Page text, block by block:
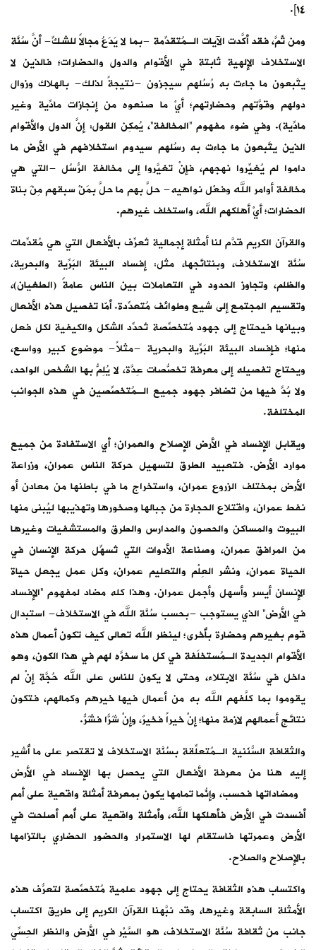
أنَّ سُنَّة
فالذين لا
وزوال
وغير
والأقوام
الأرض ما
-التي هي
مِنَ بناة
هي مُقدِّمات
والبحرية،
(الطغيان)،
الأفعال
لكل فعل
وواسع،
الواحد،
الجوانب
من جميع
وزراعة
من معادن أو
ليُبنى منها
وغيرها
الإنسان في
يجعل حياة
“الإفساد
استبدال
أعمال هذه
الكون، وهو
حُجَّة إنْ لم
فتكون
على ما أُشير
في الأرض
على أُمم
أصلحت في
بالتزامها
لتعرُّف هذه
طريق اكتساب
الحِسِّي